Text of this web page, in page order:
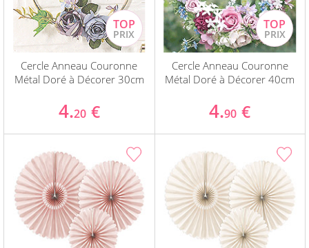
Cercle Anneau Couronne
Métal Doré à Décorer 30cm
4.20 €
Cercle Anneau Couronne
Métal Doré à Décorer 40cm
4.90 €